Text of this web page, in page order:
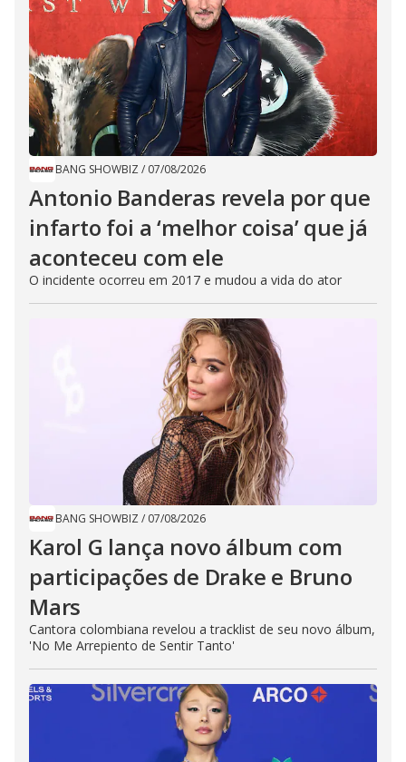
BANG SHOWBIZ / 07/08/2026
Antonio Banderas revela por que
infarto foi a ‘melhor coisa’ que já
aconteceu com ele
O incidente ocorreu em 2017 e mudou a vida do ator
BANG SHOWBIZ / 07/08/2026
Karol G lança novo álbum com
participações de Drake e Bruno
Mars
Cantora colombiana revelou a ​tracklist de seu novo álbum,
'No Me Arrepiento de Sentir Tanto'